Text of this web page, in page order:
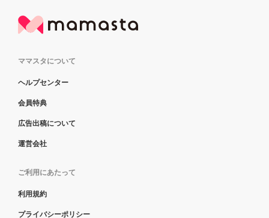
ママスタについて
ヘルプセンター
会員特典
広告出稿について
運営会社
ご利用にあたって
利用規約
プライバシーポリシー